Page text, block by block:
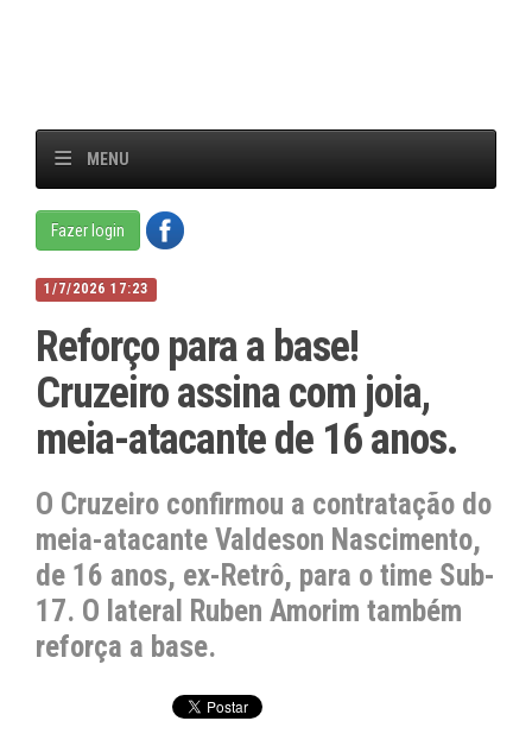
MENU
Fazer login
1/7/2026 17:23
Reforço para a base!
Cruzeiro assina com joia,
meia-atacante de 16 anos.
O Cruzeiro confirmou a contratação do
meia-atacante Valdeson Nascimento,
de 16 anos, ex-Retrô, para o time Sub-
17. O lateral Ruben Amorim também
reforça a base.